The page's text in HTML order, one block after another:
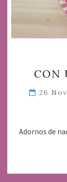
CON
26
Adornos de